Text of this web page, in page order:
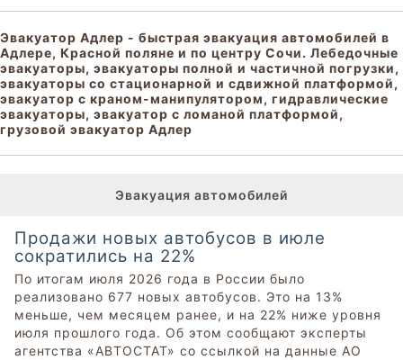
Эвакуатор Адлер - быстрая эвакуация автомобилей в
Адлере, Красной поляне и по центру Сочи. Лебедочные
эвакуаторы, эвакуаторы полной и частичной погрузки,
эвакуаторы со стационарной и сдвижной платформой,
эвакуатор с краном-манипулятором, гидравлические
эвакуаторы, эвакуатор с ломаной платформой,
грузовой эвакуатор Адлер
Эвакуация автомобилей
Продажи новых автобусов в июле
сократились на 22%
По итогам июля 2026 года в России было
реализовано 677 новых автобусов. Это на 13%
меньше, чем месяцем ранее, и на 22% ниже уровня
июля прошлого года. Об этом сообщают эксперты
агентства «АВТОСТАТ» со ссылкой на данные АО